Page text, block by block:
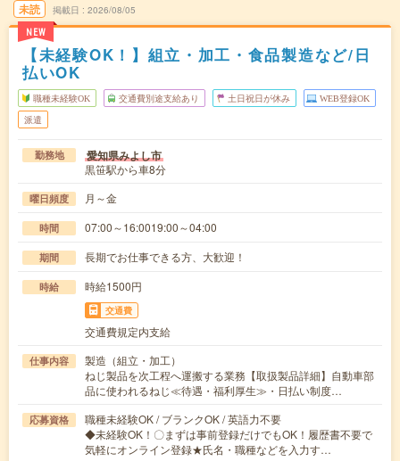
未読
NEW
掲載日 2026/08/05
【未経験OK！】組立・加工・食品製造など/日
払いOK
職種未経験OK 交通費別途支給あり 土日祝日が休み WEB登録OK
派遣
勤務地 愛知県みよし市
黒笹駅から車8分
曜日頻度 月～金
時間 07:00～16:0019:00～04:00
期間 長期でお仕事できる方、大歓迎！
時給 時給1500円
交通費
交通費規定内支給
仕事内容
製造（組立・加工）
ねじ製品を次工程へ運搬する業務【取扱製品詳細】自動車部
品に使われるねじ≪待遇・福利厚生≫・日払い制度…
応募資格
職種未経験OK / ブランクOK / 英語力不要
◆未経験OK！〇まずは事前登録だけでもOK！履歴書不要で
気軽にオンライン登録★氏名・職種などを入力す…